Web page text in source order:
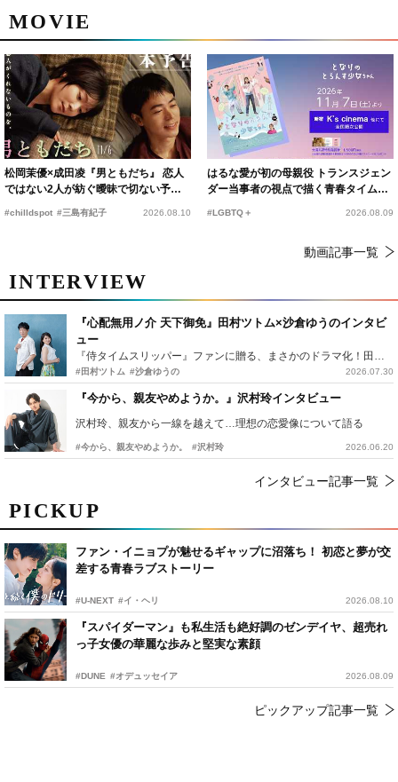
PICKUP
ファン・イニョプが魅せるギャップに沼落ち！ 初恋と夢が交
差する青春ラブストーリー
#U-NEXT #イ・ヘリ 2026.08.10
『スパイダーマン』も私生活も絶好調のゼンデイヤ、超売れ
っ子女優の華麗な歩みと堅実な素顔
#DUNE #オデュッセイア 2026.08.09
ピックアップ記事一覧
MOVIE
松岡茉優×成田凌『男ともだち』 恋人
ではない2人が紡ぐ曖昧で切ない予告
#chilldspot #三島有紀子 2026.08.10
はるな愛が初の母親役 トランスジェン
ダー当事者の視点で描く青春タイムス
#LGBTQ＋ 2026.08.09
動画記事一覧
INTERVIEW
『心配無用ノ介 天下御免』田村ツトム×沙倉ゆうのインタビ
ュー
『侍タイムスリッパー』ファンに贈る、まさかのドラマ化！田村ツトム×沙倉ゆうのが語る『心配無用ノ介』撮影秘話
#田村ツトム #沙倉ゆうの 2026.07.30
『今から、親友やめようか。』沢村玲インタビュー
沢村玲、親友から一線を越えて…理想の恋愛像について語る
#今から、親友やめようか。 #沢村玲 2026.06.20
インタビュー記事一覧